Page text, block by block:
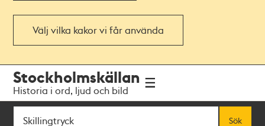
Välj vilka kakor vi får använda
navigationen
huvudinnehållet
Stockholmskällan
Historia i ord, ljud och bild
Sök
Sök